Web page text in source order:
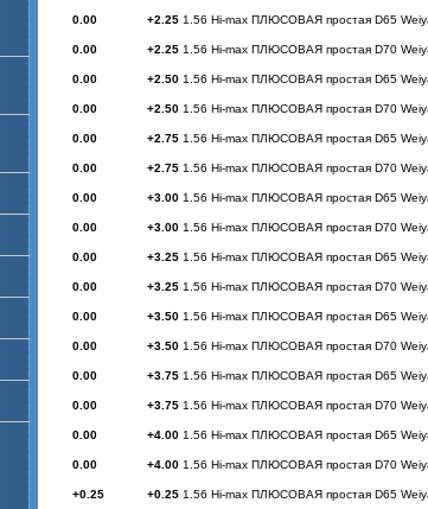
0.00 +2.25 1.56 Hi-max ПЛЮСОВАЯ простая D65
0.00 +2.25 1.56 Hi-max ПЛЮСОВАЯ простая D70
0.00 +2.50 1.56 Hi-max ПЛЮСОВАЯ простая D65
0.00 +2.50 1.56 Hi-max ПЛЮСОВАЯ простая D70
0.00 +2.75 1.56 Hi-max ПЛЮСОВАЯ простая D65
0.00 +2.75 1.56 Hi-max ПЛЮСОВАЯ простая D70
0.00 +3.00 1.56 Hi-max ПЛЮСОВАЯ простая D65
0.00 +3.00 1.56 Hi-max ПЛЮСОВАЯ простая D70
0.00 +3.25 1.56 Hi-max ПЛЮСОВАЯ простая D65
0.00 +3.25 1.56 Hi-max ПЛЮСОВАЯ простая D70
0.00 +3.50 1.56 Hi-max ПЛЮСОВАЯ простая D65
0.00 +3.50 1.56 Hi-max ПЛЮСОВАЯ простая D70
0.00 +3.75 1.56 Hi-max ПЛЮСОВАЯ простая D65
0.00 +3.75 1.56 Hi-max ПЛЮСОВАЯ простая D70
0.00 +4.00 1.56 Hi-max ПЛЮСОВАЯ простая D65
0.00 +4.00 1.56 Hi-max ПЛЮСОВАЯ простая D70
+0.25 +0.25 1.56 Hi-max ПЛЮСОВАЯ простая D65